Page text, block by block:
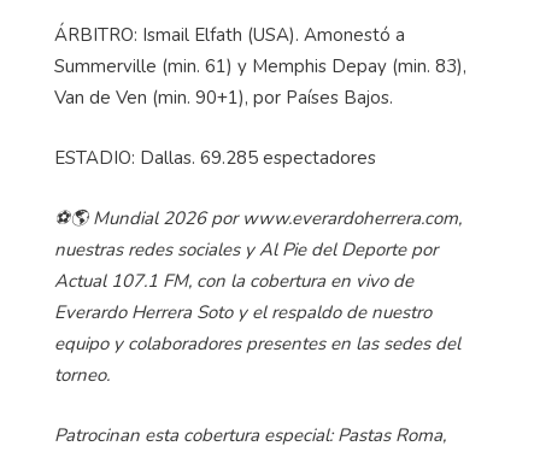
ÁRBITRO: Ismail Elfath (USA). Amonestó a
Summerville (min. 61) y Memphis Depay (min. 83),
Van de Ven (min. 90+1), por Países Bajos.
ESTADIO: Dallas. 69.285 espectadores
⚽🌎 Mundial 2026 por www.everardoherrera.com,
nuestras redes sociales y Al Pie del Deporte por
Actual 107.1 FM, con la cobertura en vivo de
Everardo Herrera Soto y el respaldo de nuestro
equipo y colaboradores presentes en las sedes del
torneo.
Patrocinan esta cobertura especial: Pastas Roma,